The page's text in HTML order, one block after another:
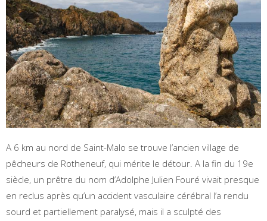
A 6 km au nord de Saint-Malo se trouve l’ancien village de
pêcheurs de Rotheneuf, qui mérite le détour. A la fin du 19e
siècle, un prêtre du nom d’Adolphe Julien Fouré vivait presque
en reclus après qu’un accident vasculaire cérébral l’a rendu
sourd et partiellement paralysé, mais il a sculpté des